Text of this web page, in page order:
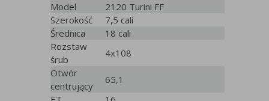
Model
2120 Turini FF
Szerokość
7,5 cali
Średnica
18 cali
Rozstaw
śrub
4x108
Otwór
centrujący
65,1